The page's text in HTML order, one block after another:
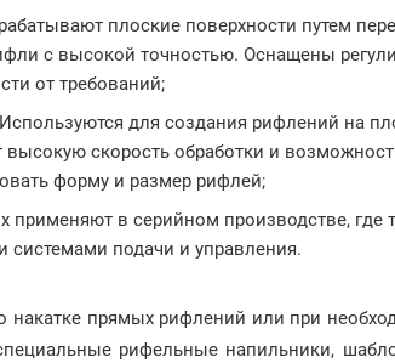
плоские поверхности путем
с высокой точностью. Оснащены
от требований;
для создания рифлений на
высокую скорость обработки и
форму и размер рифлей;
применяют в серийном производстве, где
подачи и управления.
прямых рифлений или при
рифельные напильники,